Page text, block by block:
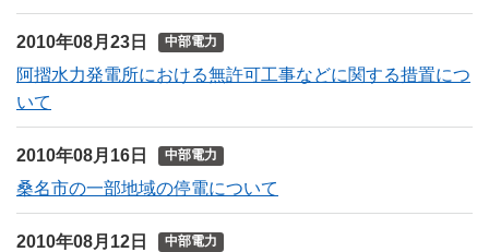
2010年08月23日 中部電力
阿摺水力発電所における無許可工事などに関する措置につ
いて
2010年08月16日 中部電力
桑名市の一部地域の停電について
2010年08月12日 中部電力